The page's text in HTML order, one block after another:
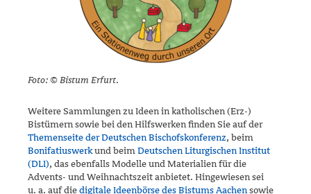
Foto: © Bistum Erfurt.
Weitere Sammlungen zu Ideen in katholischen (Erz-)​
Bistümern sowie bei den Hilfswerken finden Sie auf der
Themenseite der Deutschen Bischofskonferenz, beim
Bonifatiuswerkund beim Deutschen Litur­gischen Institut
(DLI), das ebenfalls Modelle und Materialien für die
Advents- und Weihnachtszeit anbietet. Hingewiesen sei
u. a. auf die digitale Ideenbörse des Bistums Aachensowie